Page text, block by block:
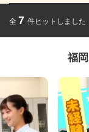
全 7 件ヒットしました
福